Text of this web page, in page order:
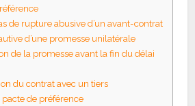
de rupture abusive d’un avant-contrat
d’une promesse unilatérale
de la promesse avant la fin du délai
du contrat avec un tiers
pacte de préférence